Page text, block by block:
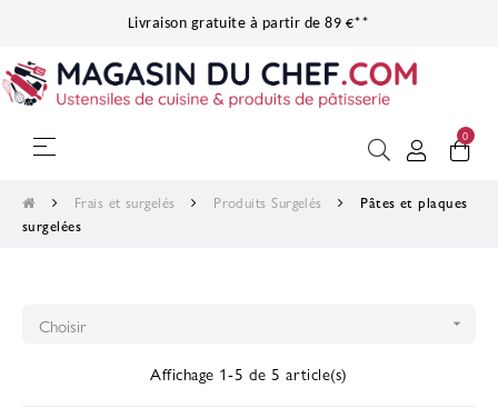
Livraison gratuite à partir de 89 €**
Basculer
navigation
☰ 0
Frais et surgelés Produits Surgelés
Pâtes et plaques
surgelées
Choisir 
Affichage 1-5 de 5 article(s)